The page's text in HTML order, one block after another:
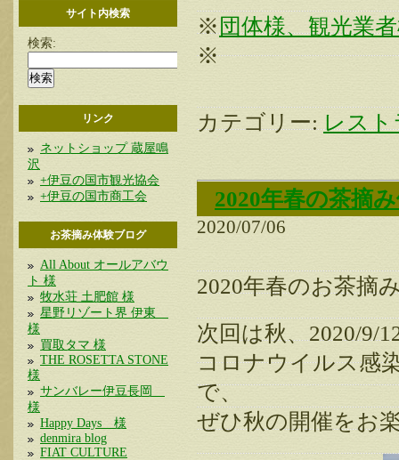
サイト内検索
検索:
リンク
ネットショップ 蔵屋鳴
沢
+伊豆の国市観光協会
+伊豆の国市商工会
お茶摘み体験ブログ
All About オールアバウ
ト 様
牧水荘 土肥館 様
星野リゾート界 伊東
様
買取タマ 様
THE ROSETTA STONE
様
サンバレー伊豆長岡
様
Happy Days 様
denmira blog
FIAT CULTURE
※ 団体様、観光業
※
カテゴリー: レス
2020年春の茶摘
2020/07/06
2020年春のお茶摘
次回は秋、2020/9/
コロナウイルス感
で、
ぜひ秋の開催をお